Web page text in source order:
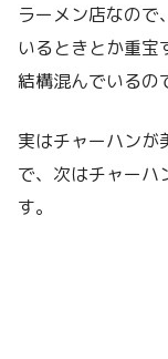
ラーメン店なので
いるときとか重宝
結構混んでいるの
実はチャーハンが
で、次はチャーハ
す。